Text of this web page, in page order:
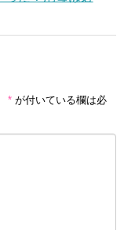
* が付いている欄は必